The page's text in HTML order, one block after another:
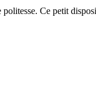
Ce petit